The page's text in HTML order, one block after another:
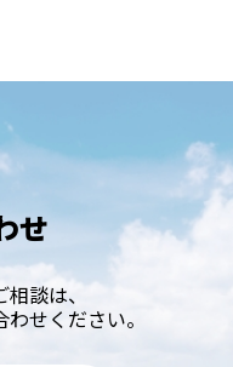
せ
談は、
せください。